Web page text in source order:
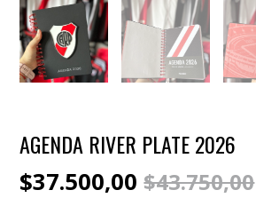
AGENDA RIVER PLATE 2026
$37.500,00$43.750,00